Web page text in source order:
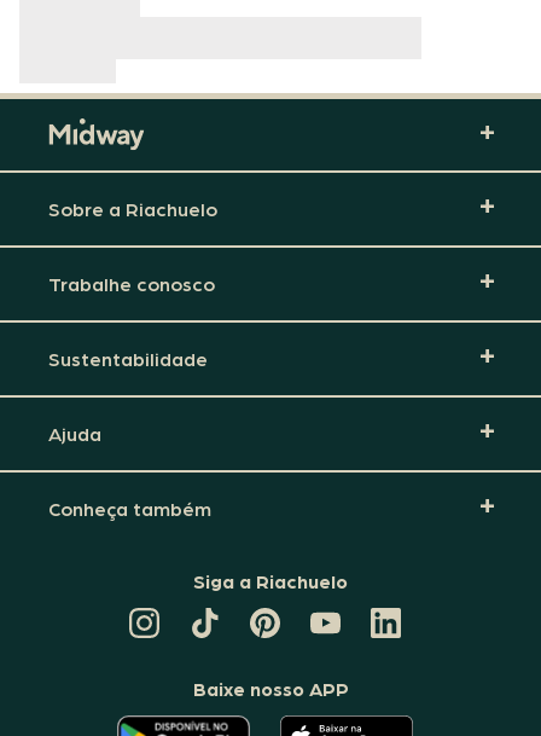
Sobre a Riachuelo
Trabalhe conosco
Sustentabilidade
Ajuda
Conheça também
Siga a Riachuelo
TIKTOK
DA
PINTEREST
DA
CANAL
DA
RIACHUELO
LINKEDIN
DA
Baixe nosso APP
O O